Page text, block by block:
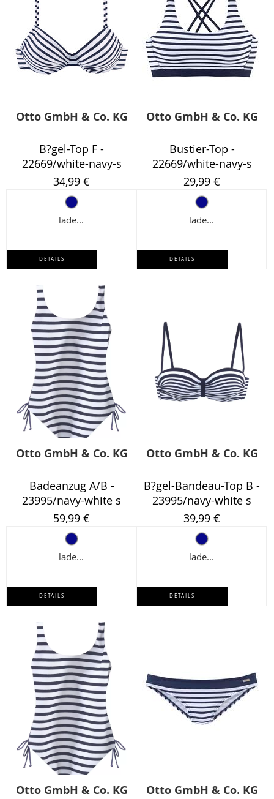
Otto GmbH & Co. KG
B?gel-Top F -
22669/white-navy-s
34,99 €
lade...
DETAILS
Otto GmbH & Co. KG
Bustier-Top -
22669/white-navy-s
29,99 €
lade...
DETAILS
Otto GmbH & Co. KG
Badeanzug A/B -
23995/navy-white s
59,99 €
lade...
DETAILS
Otto GmbH & Co. KG
B?gel-Bandeau-Top B -
23995/navy-white s
39,99 €
lade...
DETAILS
Otto GmbH & Co. KG Otto GmbH & Co. KG